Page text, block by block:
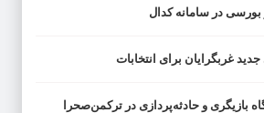
غربگرایان برای انتخابات
بازیگری و حادثه‌پردازی در ترکمن‌صحرا